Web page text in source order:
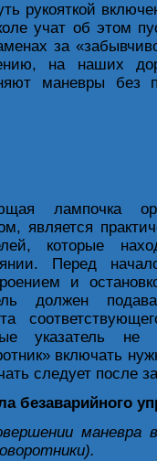
рукояткой
учат об этом
за
на наших
маневры без
лампочка
является
которые
Перед
и
должен
указатель не
включать
следует после
безаварийного
маневра